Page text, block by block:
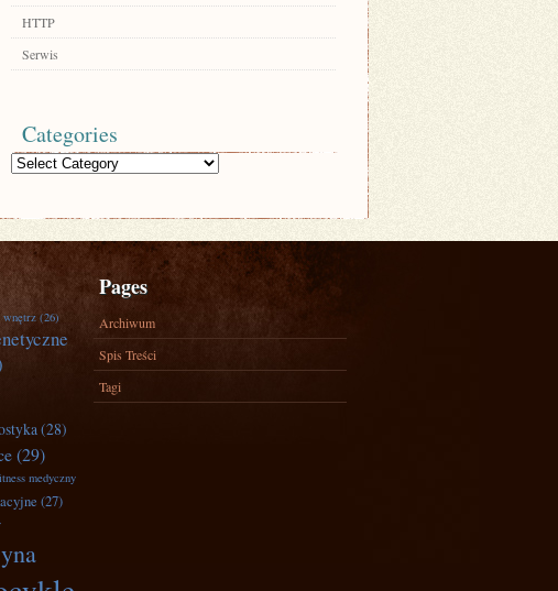
HTTP
Serwis
Categories
Categories
wnętrz (26)
(28)
(29)
medyczny
(27)
Pages
Archiwum
Spis Treści
Tagi